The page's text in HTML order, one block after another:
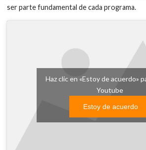
ser parte fundamental de cada programa.
Haz clic en «Estoy de acuerdo»
Youtube
Estoy de acuerdo